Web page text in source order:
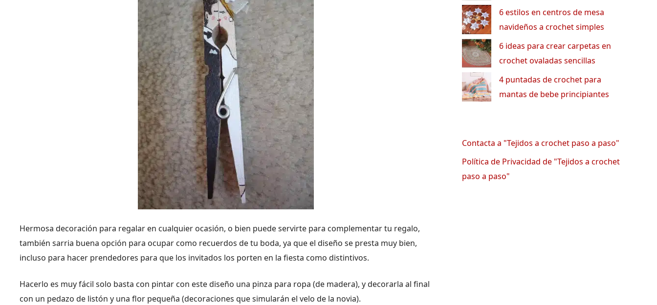
Hermosa decoración para regalar en cualquier ocasión, o bien puede servirte para complementar tu regalo,
también sarria buena opción para ocupar como recuerdos de tu boda, ya que el diseño se presta muy bien,
incluso para hacer prendedores para que los invitados los porten en la fiesta como distintivos.
Hacerlo es muy fácil solo basta con pintar con este diseño una pinza para ropa (de madera), y decorarla al final
con un pedazo de listón y una flor pequeña (decoraciones que simularán el velo de la novia).
6 estilos en centros de mesa
navideños a crochet simples
6 ideas para crear carpetas en
crochet ovaladas sencillas
4 puntadas de crochet para
mantas de bebe principiantes
Contacta a "Tejidos a crochet paso a paso"
Política de Privacidad de "Tejidos a crochet
paso a paso"